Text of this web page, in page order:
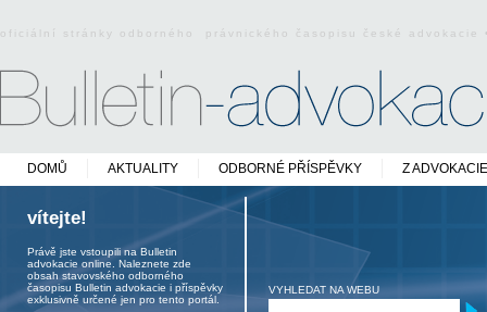
oficiální stránky odborného právnického časopisu české
DOMŮ AKTUALITY ODBORNÉ PŘÍSPĚVKY Z ADVOKACIE
vítejte!
Právě jste vstoupili na Bulletin
advokacie online. Naleznete zde
obsah stavovského odborného
časopisu Bulletin advokacie i příspěvky
exklusivně určené jen pro tento portál.
VYHLEDAT NA WEBU